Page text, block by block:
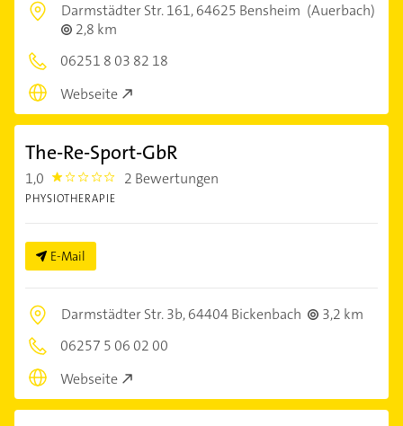
Darmstädter Str. 161,64625 Bensheim (Auerbach)
2,8 km
06251 8 03 82 18
Webseite
The-Re-Sport-GbR
1,0 1.0 2 Bewertungen
PHYSIOTHERAPIE
E-Mail
Darmstädter Str. 3b,64404 Bickenbach
3,2 km
06257 5 06 02 00
Webseite